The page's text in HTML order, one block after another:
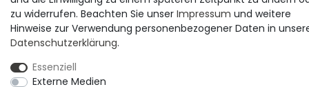
zu widerrufen. Beachten Sie unser Impressum und weitere
Hinweise zur Verwendung personenbezogener Daten in
Daten­schutz­erklärung.
Essenziell
Externe Medien